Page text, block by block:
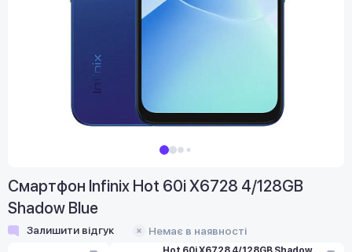
Смартфон Infinix Hot 60i X6728 4/128GB
Shadow Blue
Залишити відгук Немає в наявності